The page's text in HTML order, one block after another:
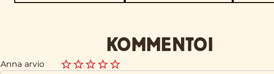
KOMMENTOI
Anna arvio